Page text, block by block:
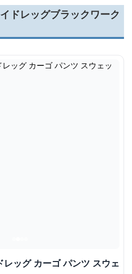
ドレッグブラックワーク